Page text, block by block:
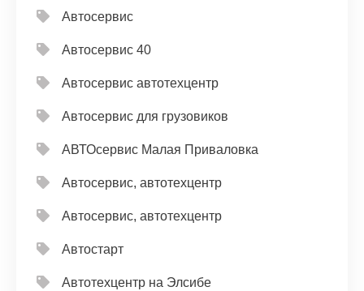
Автосервис
Автосервис 40
Автосервис автотехцентр
Автосервис для грузовиков
АВТОсервис Малая Приваловка
Автосервис, автотехцентр
Автосервис, автотехцентр
Автостарт
Автотехцентр на Элсибе